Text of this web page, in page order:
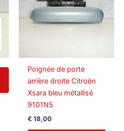
Poignée de porte
arrière droite Citroën
Xsara bleu métallisé
9101N5
€ 18,00